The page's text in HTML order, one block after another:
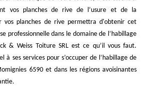
vos planches de rive de l’usure et de la
vos planches de rive permettra d'obtenir cet
professionnelle dans le domaine de l’habillage
& Weiss Toiture SRL est ce qu’il vous faut.
à ses services pour s’occuper de l’habillage de
6590 et dans les régions avoisinantes